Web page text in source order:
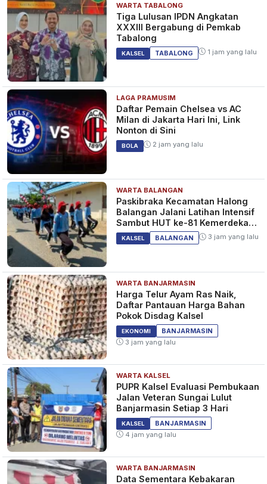
Pencipta WiFi Meninggal Akibat
WARTA TABALONG
Tiga Lulusan IPDN Angkatan
XXXIII Bergabung di Pemkab
Tabalong
KALSEL TABALONG 1 jam yang lalu
LAGA PRAMUSIM
Daftar Pemain Chelsea vs AC
Milan di Jakarta Hari Ini, Link
Nonton di Sini
BOLA 2 jam yang lalu
WARTA BALANGAN
Paskibraka Kecamatan Halong
Balangan Jalani Latihan Intensif
Sambut HUT ke-81 Kemerdekaan
RIKALSEL BALANGAN 3 jam yang lalu
WARTA BANJARMASIN
Harga Telur Ayam Ras Naik,
Daftar Pantauan Harga Bahan
Pokok Disdag Kalsel
EKONOMI
BANJARMASIN
3 jam yang lalu
WARTA KALSEL
PUPR Kalsel Evaluasi Pembukaan
Jalan Veteran Sungai Lulut
Banjarmasin Setiap 3 Hari
KALSEL
BANJARMASIN
4 jam yang lalu
WARTA BANJARMASIN
Data Sementara Kebakaran